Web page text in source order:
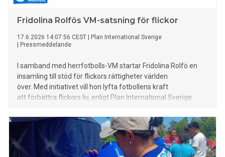
Fridolina Rolfös VM-satsning för flickor
17.6.2026 14:07:56 CEST
Plan International Sverige
Pressmeddelande
I samband med herrfotbolls-VM startar Fridolina Rolfö en
insamling till stöd för flickors rättigheter världen
över. Med initiativet vill hon lyfta fotbollens kraft
att förbättra flickors liv, enligt Plan International Sverige.